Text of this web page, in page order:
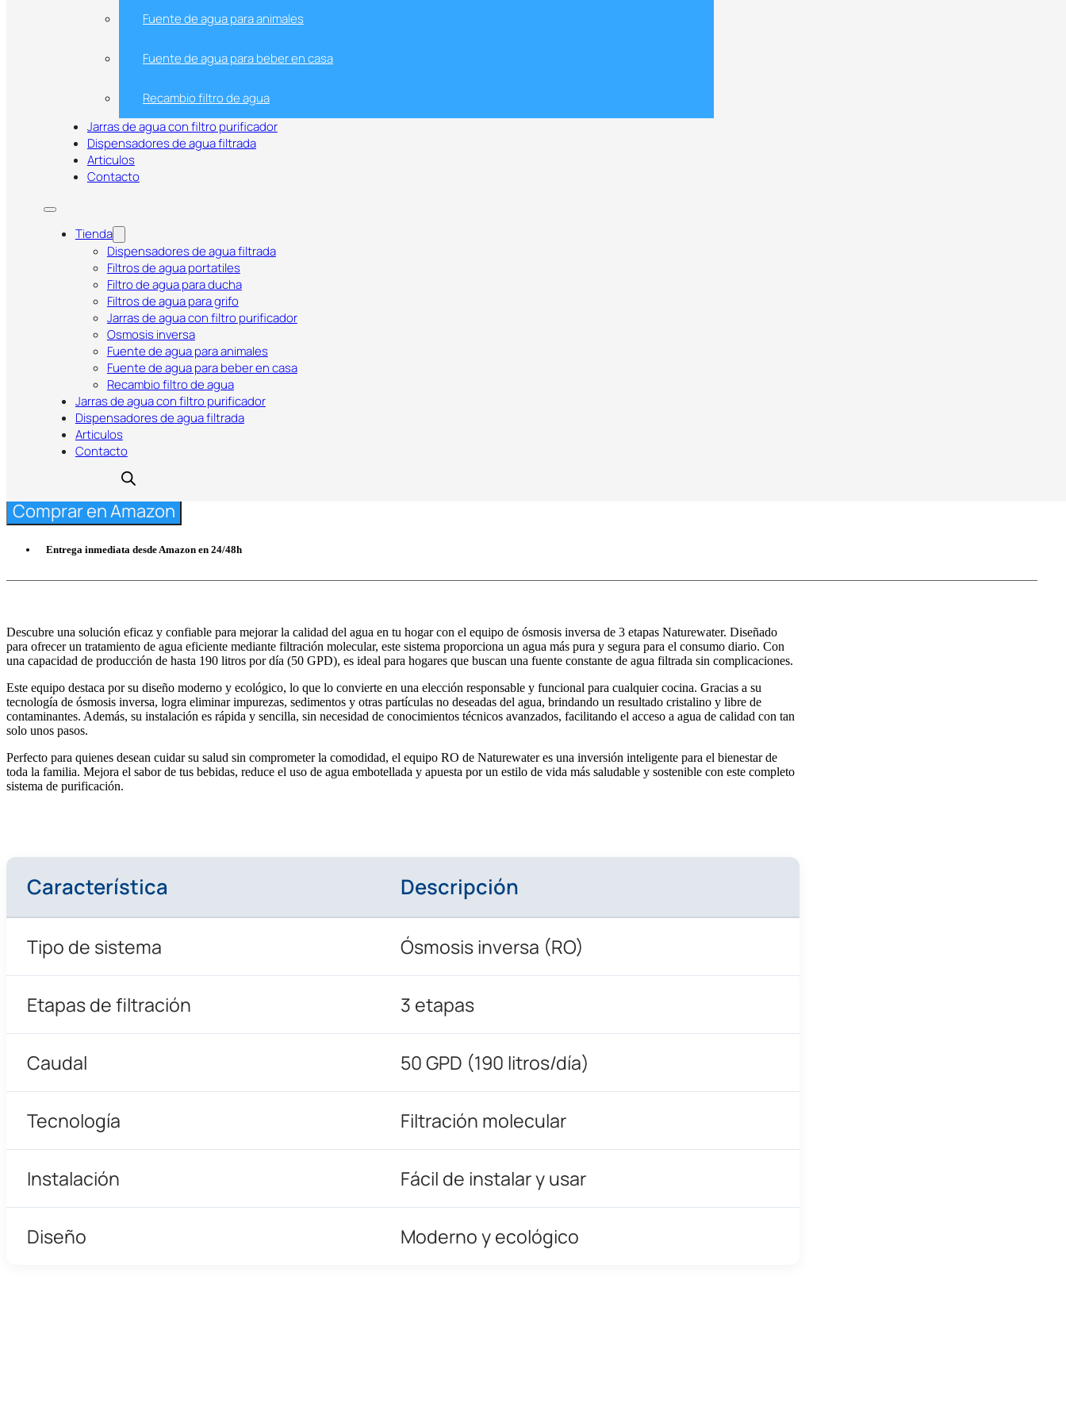
Fuente de agua para animales
Fuente de agua para beber en casa
Recambio filtro de agua
Jarras de agua con filtro purificador
Dispensadores de agua filtrada
Articulos
Contacto
Tienda
Dispensadores de agua filtrada
Filtros de agua portatiles
Filtro de agua para ducha
Filtros de agua para grifo
Jarras de agua con filtro purificador
Osmosis inversa
Fuente de agua para animales
Fuente de agua para beber en casa
Recambio filtro de agua
Jarras de agua con filtro purificador
Dispensadores de agua filtrada
Articulos
Contacto
Equipo de Ósmosis Inversa Naturewater de 3 Etapas –
190L/día, 50 GPD, Filtración Molecular, Fácil Instalación y
Ecológico
45,99€
Comprar en Amazon
Entrega inmediata desde Amazon en 24/48h
Descubre una solución eficaz y confiable para mejorar la calidad del agua en tu hogar con el equipo de ósmosis inversa de 3 etapas Naturewater. Diseñado
para ofrecer un tratamiento de agua eficiente mediante filtración molecular, este sistema proporciona un agua más pura y segura para el consumo diario. Con
una capacidad de producción de hasta 190 litros por día (50 GPD), es ideal para hogares que buscan una fuente constante de agua filtrada sin complicaciones.
Este equipo destaca por su diseño moderno y ecológico, lo que lo convierte en una elección responsable y funcional para cualquier cocina. Gracias a su
tecnología de ósmosis inversa, logra eliminar impurezas, sedimentos y otras partículas no deseadas del agua, brindando un resultado cristalino y libre de
contaminantes. Además, su instalación es rápida y sencilla, sin necesidad de conocimientos técnicos avanzados, facilitando el acceso a agua de calidad con tan
solo unos pasos.
Perfecto para quienes desean cuidar su salud sin comprometer la comodidad, el equipo RO de Naturewater es una inversión inteligente para el bienestar de
toda la familia. Mejora el sabor de tus bebidas, reduce el uso de agua embotellada y apuesta por un estilo de vida más saludable y sostenible con este completo
sistema de purificación.
Característica Descripción
Tipo de sistema Ósmosis inversa (RO)
Etapas de filtración 3 etapas
Caudal 50 GPD (190 litros/día)
Tecnología Filtración molecular
Instalación Fácil de instalar y usar
Diseño Moderno y ecológico